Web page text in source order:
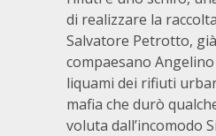
di realizzare la
Salvatore Petrotto,
compaesano
liquami dei rifiuti
mafia che durò
voluta dall’incomodo